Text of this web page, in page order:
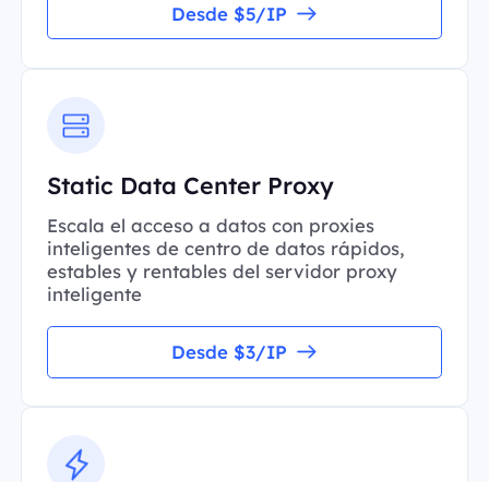
Desde $5/IP
Static Data Center Proxy
Escala el acceso a datos con proxies
inteligentes de centro de datos rápidos,
estables y rentables del servidor proxy
inteligente
Desde $3/IP